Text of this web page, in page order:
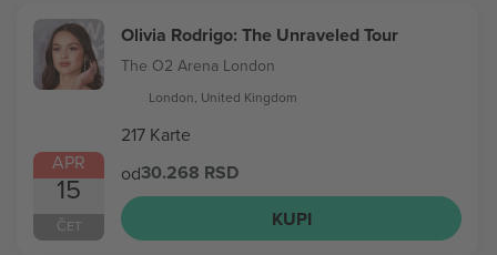
APR
15
ČET
Olivia Rodrigo: The Unraveled Tour
The O2 Arena London
London, United Kingdom
217 Karte
od30.268 RSD
KUPI